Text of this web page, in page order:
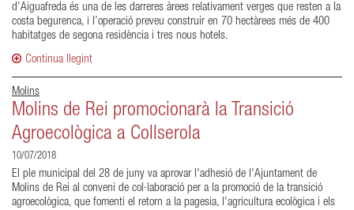
d’Aiguafreda és una de les darreres àrees relativament verges que resten a la
costa begurenca, i l’operació preveu construir en 70 hectàrees més de 400
habitatges de segona residència i tres nous hotels.
Continua llegint
Molins
Molins de Rei promocionarà la Transició
Agroecològica a Collserola
10/07/2018
El ple municipal del 28 de juny va aprovar l'adhesió de l'Ajuntament de
Molins de Rei al conveni de col·laboració per a la promoció de la transició
agroecològica, que fomenti el retorn a la pagesia, l'agricultura ecològica i els